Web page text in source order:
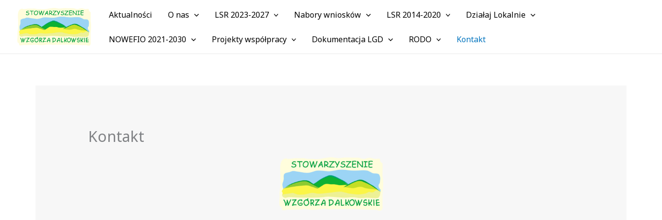
treści
Aktualności O nas LSR 2023-2027 Nabory wniosków LSR 2014-2020 Działaj Lokalnie
NOWEFIO 2021-2030 Projekty współpracy Dokumentacja LGD RODO Kontakt
Kontakt